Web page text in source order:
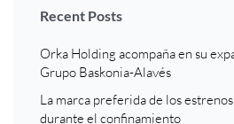
Recent Posts
Orka Holding acompaña en su
Grupo Baskonia-Alavés
La marca preferida de los
durante el confinamiento